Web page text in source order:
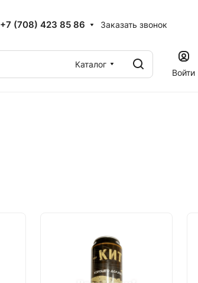
+7 (708) 423 85 86 Заказать звонок
Каталог
Войти